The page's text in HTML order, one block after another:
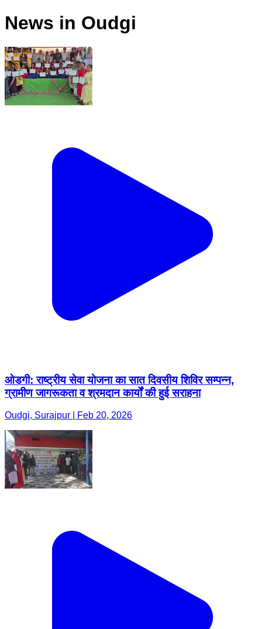
News in Oudgi
ओडगी: राष्ट्रीय सेवा योजना का सात दिवसीय शिविर सम्पन्न,
ग्रामीण जागरूकता व श्रमदान कार्यों की हुई सराहना
Oudgi, Surajpur | Feb 20, 2026